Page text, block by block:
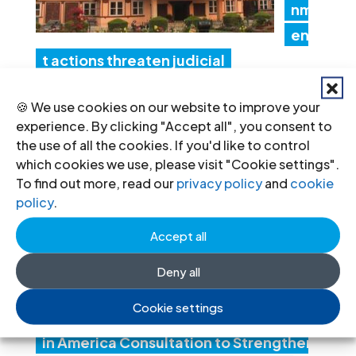
🍪 We use cookies on our website to improve your
experience. By clicking "Accept all", you consent to
the use of all the cookies. If you'd like to control
which cookies we use, please visit "Cookie settings".
To find out more, read ourprivacy policyand cookie
policy.
Accept all
Deny all
Cookie settings
nm
en
t actions threaten judicial
24 Jul 2026
IC
J
Co
es
in America Consultation to Strengthen